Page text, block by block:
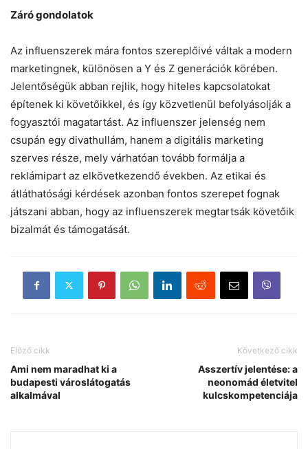
Záró gondolatok
Az influenszerek mára fontos szereplőivé váltak a modern
marketingnek, különösen a Y és Z generációk körében.
Jelentőségük abban rejlik, hogy hiteles kapcsolatokat
építenek ki követőikkel, és így közvetlenül befolyásolják a
fogyasztói magatartást. Az influenszer jelenség nem
csupán egy divathullám, hanem a digitális marketing
szerves része, mely várhatóan tovább formálja a
reklámipart az elkövetkezendő években. Az etikai és
átláthatósági kérdések azonban fontos szerepet fognak
játszani abban, hogy az influenszerek megtartsák követőik
bizalmát és támogatását.
Előző cikk
Ami nem maradhat ki a
budapesti városlátogatás
alkalmával
Következő cikk
Asszertív jelentése: a
neonomád életvitel
kulcskompetenciája